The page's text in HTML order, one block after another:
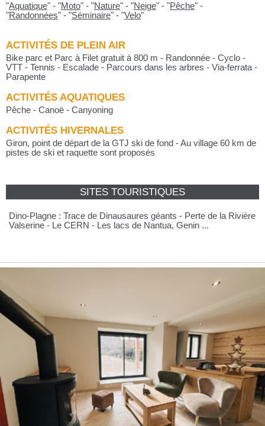
"Aquatique" - "Moto" - "Nature" - "Neige" - "Pêche" -
"Randonnées" - "Séminaire" - "Velo"
ACTIVITÉS DE PLEIN AIR
Bike parc et Parc à Filet gratuit à 800 m - Randonnée - Cyclo -
VTT - Tennis - Escalade - Parcours dans les arbres - Via-ferrata -
Parapente
ACTIVITÉS AQUATIQUES
Pêche - Canoë - Canyoning
ACTIVITÉS HIVERNALES
Giron, point de départ de la GTJ ski de fond - Au village 60 km de
pistes de ski et raquette sont proposés
SITES TOURISTIQUES
Dino-Plagne : Trace de Dinausaures géants - Perte de la Rivière
Valserine - Le CERN - Les lacs de Nantua, Genin ...